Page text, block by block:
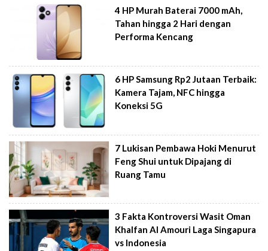
4 HP Murah Baterai 7000 mAh,
Tahan hingga 2 Hari dengan
Performa Kencang
6 HP Samsung Rp2 Jutaan Terbaik:
Kamera Tajam, NFC hingga
Koneksi 5G
7 Lukisan Pembawa Hoki Menurut
Feng Shui untuk Dipajang di
Ruang Tamu
3 Fakta Kontroversi Wasit Oman
Khalfan Al Amouri Laga Singapura
vs Indonesia